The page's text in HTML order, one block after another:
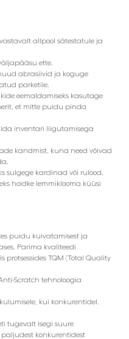
allpool sätestatule ja
ette.
abrasiivid ja koguge
parketile.
eemaldamiseks kasutage
et mitte puidu pinda
inventari liigutamisega
kandmist, kuna need võivad
sulgege kardinad või rulood.
hoidke lemmiklooma küüsi
puidu kuivatamisest ja
Parima kvaliteedi
protsessides TQM (Total Quality
Scratch tehnoloogia
kui konkurentidel.
tugevalt isegi suure
konkurentidest